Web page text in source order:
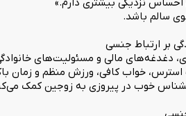
نزدیکی بیشتری دارم.»
سالم باشد.
بر ارتباط جنسی
دغدغه‌های مالی و مسئولیت‌های
خواب کافی، ورزش منظم و زمان
خوب در پیروزی به زوجین کمک